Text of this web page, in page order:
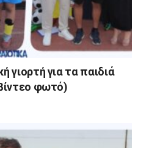
γιορτή για τα παιδιά
φωτό)